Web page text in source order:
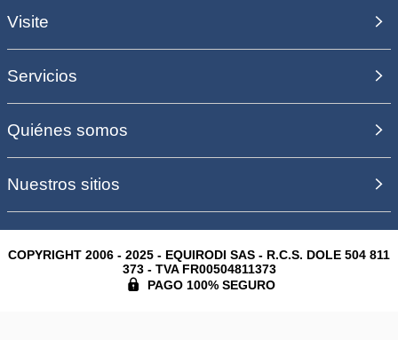
Visite
Servicios
Quiénes somos
Nuestros sitios
COPYRIGHT 2006 - 2025 - EQUIRODI SAS - R.C.S. DOLE 504 811
373 - TVA FR00504811373
PAGO 100% SEGURO